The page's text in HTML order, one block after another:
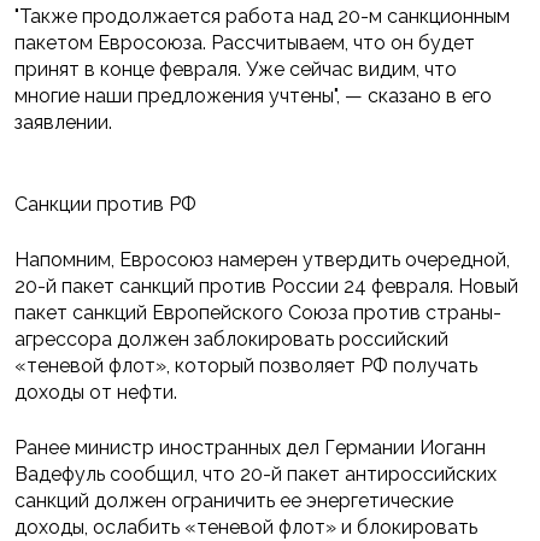
"Также продолжается работа над 20-м санкционным
пакетом Евросоюза. Рассчитываем, что он будет
принят в конце февраля. Уже сейчас видим, что
многие наши предложения учтены", — сказано в его
заявлении.
Санкции против РФ
Напомним, Евросоюз намерен утвердить очередной,
20-й пакет санкций против России 24 февраля. Новый
пакет санкций Европейского Союза против страны-
агрессора должен заблокировать российский
«теневой флот», который позволяет РФ получать
доходы от нефти.
Ранее министр иностранных дел Германии Иоганн
Вадефуль сообщил, что 20-й пакет антироссийских
санкций должен ограничить ее энергетические
доходы, ослабить «теневой флот» и блокировать